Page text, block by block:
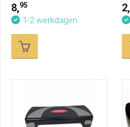
8,95
1-2 werkdagen
2,